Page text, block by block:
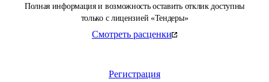
Полная информация и возможность оставить отклик доступны
только с лицензией «Тендеры»
Смотреть расценки
Регистрация